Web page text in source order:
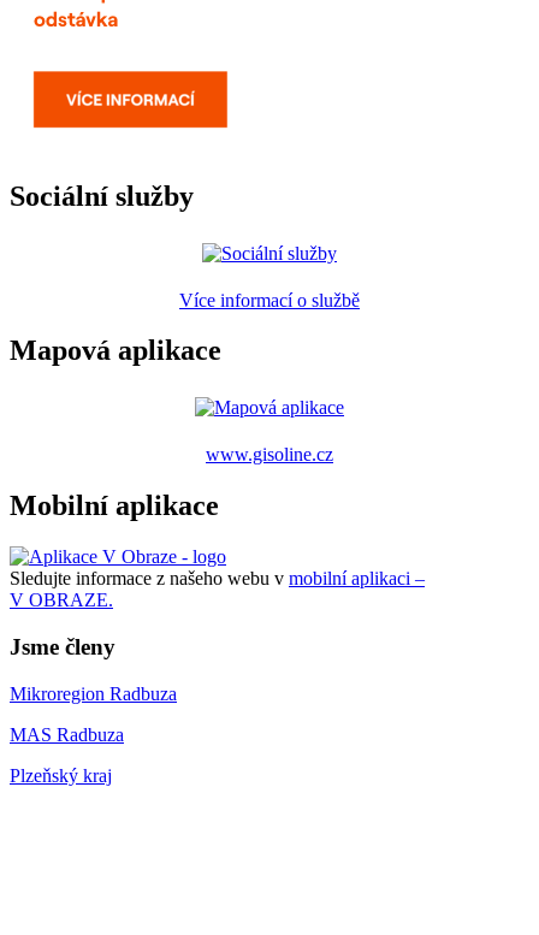
Sociální služby
Více informací o službě
Mapová aplikace
www.gisoline.cz
Mobilní aplikace
Sledujte informace z našeho webu v mobilní aplikaci –
V OBRAZE.
Jsme členy
Mikroregion Radbuza
MAS Radbuza
Plzeňský kraj